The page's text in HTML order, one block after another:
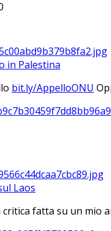
in Palestina
bit.ly/AppelloONU
Laos
fatta su un mio